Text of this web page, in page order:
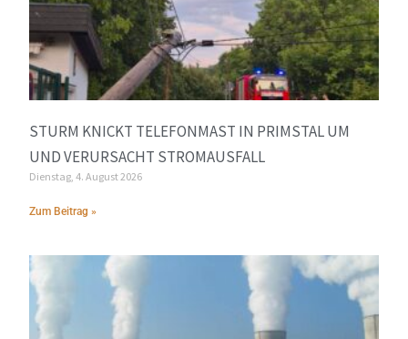
STURM KNICKT TELEFONMAST IN PRIMSTAL UM
UND VERURSACHT STROMAUSFALL
Dienstag, 4. August 2026
Zum Beitrag »